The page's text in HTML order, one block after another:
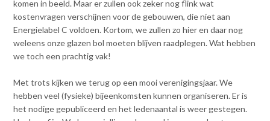
J
u
m
p
t
m
a
i
komen in beeld. Maar er zullen ook zeker nog flink wat
kostenvragen verschijnen voor de gebouwen, die niet aan
Energielabel C voldoen. Kortom, we zullen zo hier en daar nog
weleens onze glazen bol moeten blijven raadplegen. Wat hebben
we toch een prachtig vak!
Met trots kijken we terug op een mooi verenigingsjaar. We
hebben veel (fysieke) bijeenkomsten kunnen organiseren. Er is
het nodige gepubliceerd en het ledenaantal is weer gestegen.
Publicatiereeks
levensduurkosten
Nieuwsbrieven
Verenigingsdocumenten
Columns Bernd Karstenberg
Partners